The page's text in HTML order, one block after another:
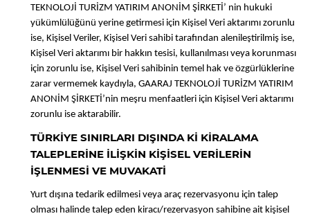
TEKNOLOJİ TURİZM YATIRIM ANONİM ŞİRKETİ’ nin hukuki
yükümlülüğünü yerine getirmesi için Kişisel Veri aktarımı zorunlu
ise, Kişisel Veriler, Kişisel Veri sahibi tarafından alenileştirilmiş ise,
Kişisel Veri aktarımı bir hakkın tesisi, kullanılması veya korunması
için zorunlu ise, Kişisel Veri sahibinin temel hak ve özgürlüklerine
zarar vermemek kaydıyla, GAARAJ TEKNOLOJİ TURİZM YATIRIM
ANONİM ŞİRKETİ’nin meşru menfaatleri için Kişisel Veri aktarımı
zorunlu ise aktarabilir.
TÜRKİYE SINIRLARI DIŞINDA Kİ KİRALAMA
TALEPLERİNE İLİŞKİN KİŞİSEL VERİLERİN
İŞLENMESİ VE MUVAKATİ
Yurt dışına tedarik edilmesi veya araç rezervasyonu için talep
olması halinde talep eden kiracı/rezervasyon sahibine ait kişisel